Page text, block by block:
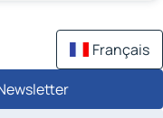
Français